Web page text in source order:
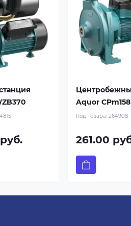
Aquor CPm158
Код товара:264908
261.00